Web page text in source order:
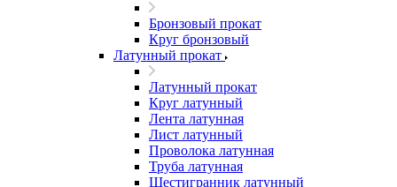
Бронзовый прокат
Круг бронзовый
Латунный прокат
Латунный прокат
Круг латунный
Лента латунная
Лист латунный
Проволока латунная
Труба латунная
Шестигранник латунный